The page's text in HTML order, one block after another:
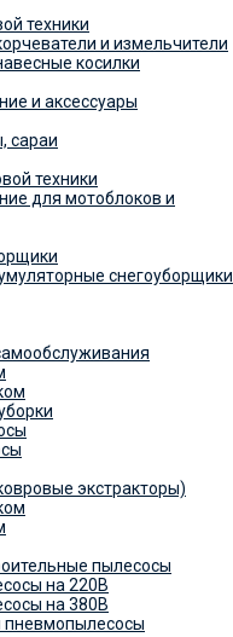
техники
и измельчители
косилки
и аксессуары
сараи
техники
для мотоблоков и
снегоуборщики
экстракторы)
пылесосы
на 220В
на 380В
пневмопылесосы